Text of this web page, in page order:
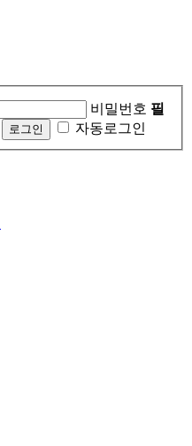
비밀번호 필
자동로그인